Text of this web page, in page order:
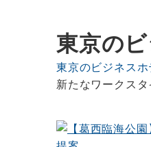
東京の
東京のビジネスホ
新たなワークスタ